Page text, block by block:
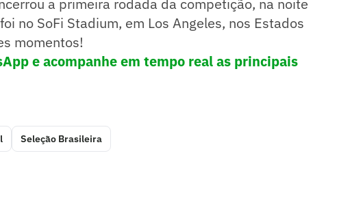
a primeira rodada da competição, na noite
no SoFi Stadium, em Los Angeles, nos Estados
momentos!
e acompanhe em tempo real as principais
Seleção Brasileira